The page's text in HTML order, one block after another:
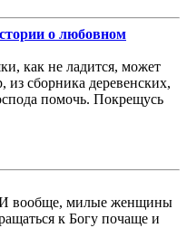
о любовном
как не ладится, может
из сборника деревенских,
помочь. Покрещусь
И вообще, милые женщины
к Богу почаще и